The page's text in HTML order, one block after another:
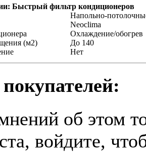
Быстрый фильтр кондиционеров
Напольно-
Neoclima
Охлаждение/обогрев
(м2)
До 140
Нет
об этом
войдите,